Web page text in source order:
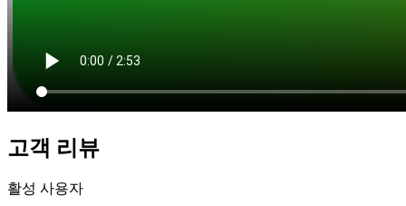
고객 리뷰
활성 사용자